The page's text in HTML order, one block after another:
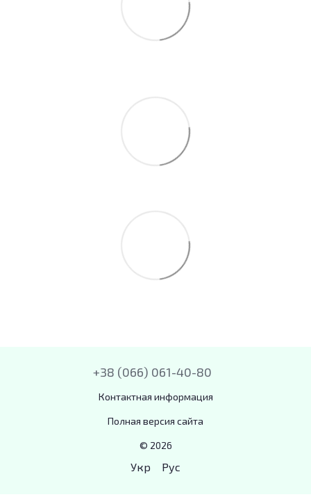
+38 (066) 061-40-80
Контактная информация
Полная версия сайта
© 2026
Укр Рус